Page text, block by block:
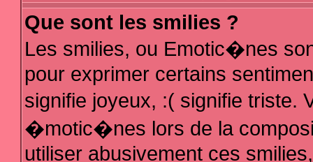
Que sont les smilies ?
Les smilies, ou Emotic�nes
pour exprimer certains
signifie joyeux, :( signifie triste.
�motic�nes lors de la
utiliser abusivement ces